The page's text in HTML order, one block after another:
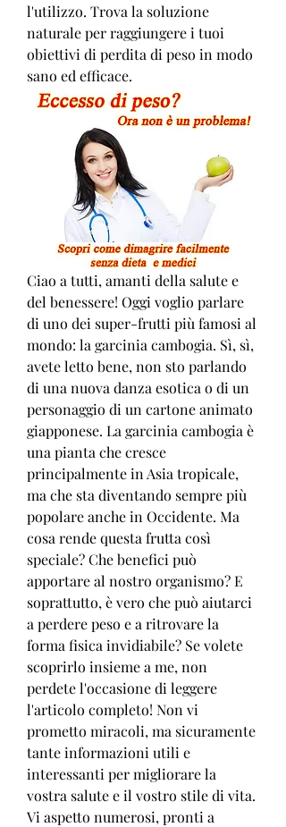
l'utilizzo. Trova la soluzione
naturale per raggiungere i tuoi
obiettivi di perdita di peso in modo
sano ed efficace.
Ciao a tutti, amanti della salute e
del benessere! Oggi voglio parlare
di uno dei super-frutti più famosi al
mondo: la garcinia cambogia. Sì, sì,
avete letto bene, non sto parlando
di una nuova danza esotica o di un
personaggio di un cartone animato
giapponese. La garcinia cambogia è
una pianta che cresce
principalmente in Asia tropicale,
ma che sta diventando sempre più
popolare anche in Occidente. Ma
cosa rende questa frutta così
speciale? Che benefici può
apportare al nostro organismo? E
soprattutto, è vero che può aiutarci
a perdere peso e a ritrovare la
forma fisica invidiabile? Se volete
scoprirlo insieme a me, non
perdete l'occasione di leggere
l'articolo completo! Non vi
prometto miracoli, ma sicuramente
tante informazioni utili e
interessanti per migliorare la
vostra salute e il vostro stile di vita.
Vi aspetto numerosi, pronti a